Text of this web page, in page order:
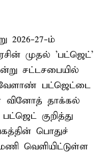
2026-27-ம்
முதல் 'பட்ஜெட்'
சட்டசபையில்
வேளாண் பட்ஜெட்டை
வினோத் தாக்கல்
குறித்து
பொதுச்
வெளியிட்டுள்ள